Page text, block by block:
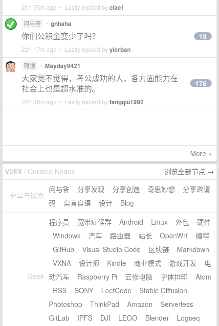
21h 55m ago • Lastly replied byclacf
问与答 • gnhaha
你们公积金变少了吗？
22h 17m ago • Lastly replied byyierban
19
随想 • Mayday9421
大家觉不觉得，考公成功的人，各方面能力在
社会上也是超水准的。
22h 36m ago • Lastly replied byfangqiu1992
176
More »
V2EX / Curated Nodes 浏览全部节点 →
分享与探索
问与答 分享发现 分享创造 奇思妙想
分享邀请
码
自言自语 设计 Blog
Geek
程序员 宽带症候群 Android Linux 外包
硬件
Windows
汽车 路由器 站长 OpenWrt
编程
GitHub
Visual Studio Code 区块链
Markdown
VXNA
设计师 Kindle 商业模式 游戏开发
电
动汽车
Raspberry Pi 云修电脑 字体排印
Atom
RSS
SONY LeetCode
Stable Diffusion
Photoshop
ThinkPad Amazon
Serverless
GitLab
IPFS DJI LEGO Blender
Logseq